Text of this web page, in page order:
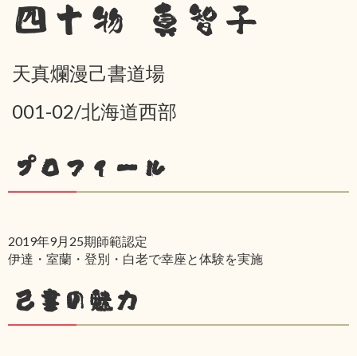
四十物 真智子
天真爛漫己書道場
001-02/北海道西部
プロフィール
2019年9月25期師範認定
伊達・室蘭・登別・白老で幸座と体験を実施
己書の魅力